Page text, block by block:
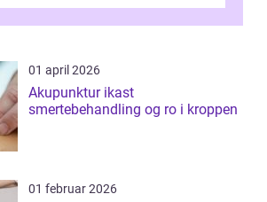
01 april 2026
Akupunktur ikast
smertebehandling og ro i kroppen
01 februar 2026